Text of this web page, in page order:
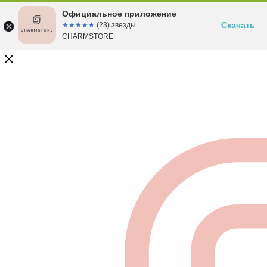
Официальное приложение
☆☆☆☆☆
★★★★★ (23) звезды
CHARMSTORE
Скачать